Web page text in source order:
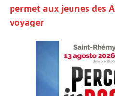
permet aux jeunes des
voyager